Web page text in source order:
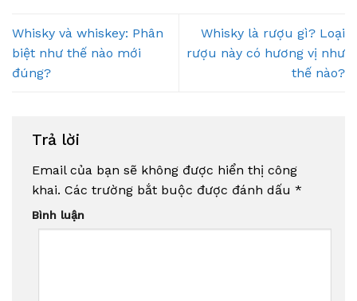
Whisky và whiskey: Phân
biệt như thế nào mới
đúng?
Whisky là rượu gì? Loại
rượu này có hương vị như
thế nào?
Trả lời
Email của bạn sẽ không được hiển thị công
khai. Các trường bắt buộc được đánh dấu *
Bình luận